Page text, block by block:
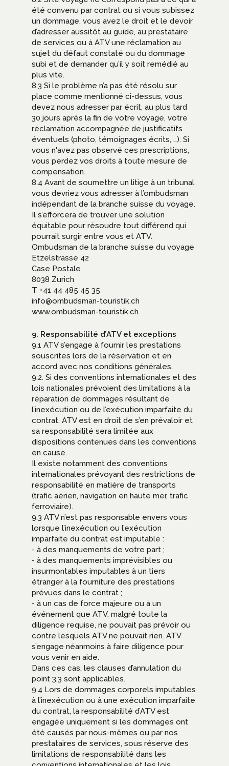
été convenu par contrat ou si vous subissez
un dommage, vous avez le droit et le devoir
d’adresser aussitôt au guide, au prestataire
de services ou à ATV une réclamation au
sujet du défaut constaté ou du dommage
subi et de demander qu’il y soit remédié au
plus vite.
8.3 Si le problème n’a pas été résolu sur
place comme mentionné ci-dessus, vous
devez nous adresser par écrit, au plus tard
30 jours après la fin de votre voyage, votre
réclamation accompagnée de justificatifs
éventuels (photo, témoignages écrits, …). Si
vous n'avez pas observé ces prescriptions,
vous perdez vos droits à toute mesure de
compensation.
8.4 Avant de soumettre un litige à un tribunal,
vous devriez vous adresser à l’ombudsman
indépendant de la branche suisse du voyage.
Il s’efforcera de trouver une solution
équitable pour résoudre tout différend qui
pourrait surgir entre vous et ATV.
Ombudsman de la branche suisse du voyage
Etzelstrasse 42
Case Postale
8038 Zurich
T +41 44 485 45 35
info@ombudsman-touristik.ch
www.ombudsman-touristik.ch
9. Responsabilité d’ATV et exceptions
9.1 ATV s’engage à fournir les prestations
souscrites lors de la réservation et en
accord avec nos conditions générales.
9.2. Si des conventions internationales et des
lois nationales prévoient des limitations à la
réparation de dommages résultant de
l’inexécution ou de l’exécution imparfaite du
contrat, ATV est en droit de s’en prévaloir et
sa responsabilité sera limitée aux
dispositions contenues dans les conventions
en cause.
Il existe notamment des conventions
internationales prévoyant des restrictions de
responsabilité en matière de transports
(trafic aérien, navigation en haute mer, trafic
ferroviaire).
9.3 ATV n’est pas responsable envers vous
lorsque l’inexécution ou l’exécution
imparfaite du contrat est imputable :
- à des manquements de votre part ;
- à des manquements imprévisibles ou
insurmontables imputables à un tiers
étranger à la fourniture des prestations
prévues dans le contrat ;
- à un cas de force majeure ou à un
événement que ATV, malgré toute la
diligence requise, ne pouvait pas prévoir ou
contre lesquels ATV ne pouvait rien. ATV
s’engage néanmoins à faire diligence pour
vous venir en aide.
Dans ces cas, les clauses d’annulation du
point 3.3 sont applicables.
9.4 Lors de dommages corporels imputables
à l’inexécution ou à une exécution imparfaite
du contrat, la responsabilité d’ATV est
engagée uniquement si les dommages ont
été causés par nous-mêmes ou par nos
prestataires de services, sous réserve des
limitations de responsabilité dans les